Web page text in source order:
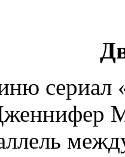
сериал